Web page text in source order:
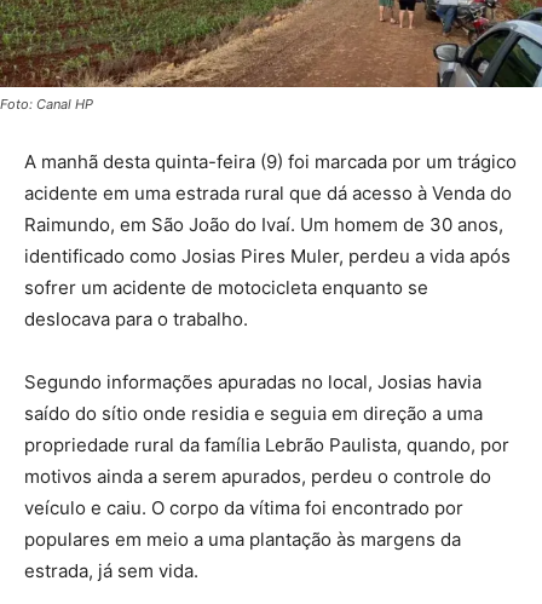
Foto: Canal HP
A manhã desta quinta-feira (9) foi marcada por um trágico
acidente em uma estrada rural que dá acesso à Venda do
Raimundo, em São João do Ivaí. Um homem de 30 anos,
identificado como Josias Pires Muler, perdeu a vida após
sofrer um acidente de motocicleta enquanto se
deslocava para o trabalho.
Segundo informações apuradas no local, Josias havia
saído do sítio onde residia e seguia em direção a uma
propriedade rural da família Lebrão Paulista, quando, por
motivos ainda a serem apurados, perdeu o controle do
veículo e caiu. O corpo da vítima foi encontrado por
populares em meio a uma plantação às margens da
estrada, já sem vida.